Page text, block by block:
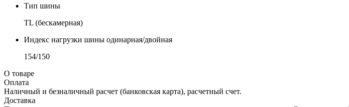
Тип шины
TL (бескамерная)
Индекс нагрузки шины одинарная/двойная
154/150
О товаре
Оплата
Наличный и безналичный расчет (банковская карта), расчетный счет.
Доставка